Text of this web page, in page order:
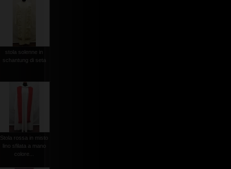
stola solenne in
schantung di seta
Stola rossa in misto
lino sfilata a mano
colore...